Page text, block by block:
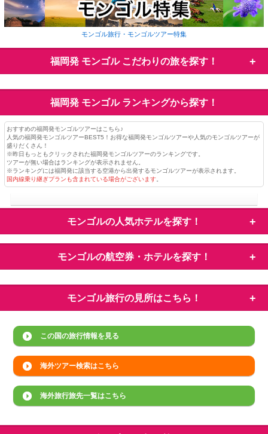
モンゴル旅行・モンゴルツアー特集
福岡発 モンゴル こだわりの旅を探す！
福岡発 モンゴル ランキングから探す！
おすすめの福岡発モンゴルツアーはこちら♪
人気の福岡発モンゴルツアーBEST5！お得な福岡発モンゴルツアーや人気のモンゴルツアーが
盛りだくさん！
※昨日もっともクリックされた福岡発モンゴルツアーのランキングです。
ツアーが無い場合はランキングが表示されません。
※ランキングには福岡発に該当する空港から出発するモンゴルツアーが表示されます。
国内線乗り継ぎプランも含まれている場合がございます
モンゴルの人気ホテルを探す！
モンゴルの航空券・ホテルを探す！
モンゴル旅行の見所はこちら！
この国の旅行情報を見る
海外ツアー検索はこちら
海外旅行旅先一覧はこちら